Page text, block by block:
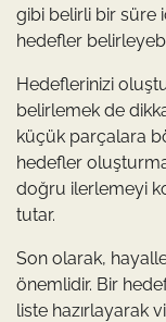
gibi belirli bir süre
hedefler
Hedeflerinizi
belirlemek de
küçük parçalara
hedefler
doğru ilerlemeyi
tutar.
Son olarak,
önemlidir. Bir
liste hazırlayarak